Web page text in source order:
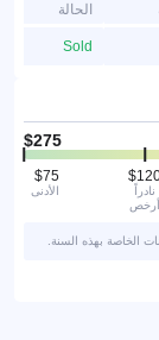
الحالة
Sold
الأدنى
نادراً
أرخص
الخاصة بهذه السنة.